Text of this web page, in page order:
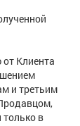
Клиента
и третьим
только в